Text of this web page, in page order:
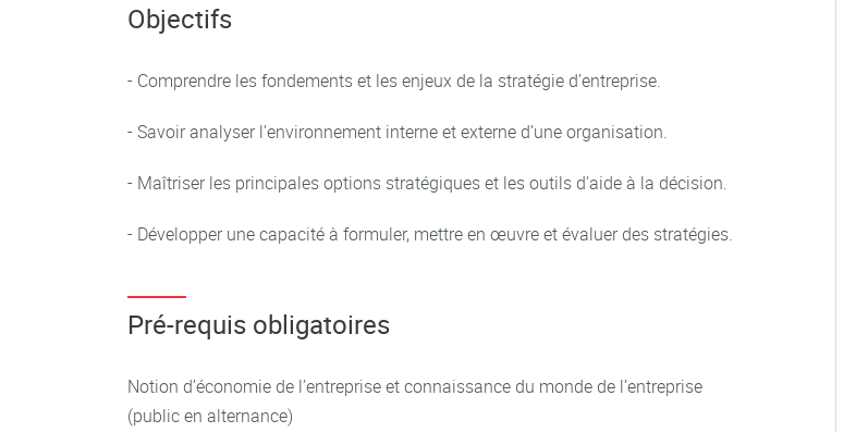
Objectifs
- Comprendre les fondements et les enjeux de la stratégie d’entreprise.
- Savoir analyser l’environnement interne et externe d’une organisation.
- Maîtriser les principales options stratégiques et les outils d’aide à la décision.
- Développer une capacité à formuler, mettre en œuvre et évaluer des stratégies.
Pré-requis obligatoires
Notion d’économie de l’entreprise et connaissance du monde de l’entreprise
(public en alternance)